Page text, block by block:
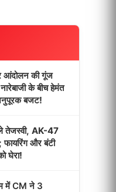
की गूंज
के बीच हेमंत
बजट!
तेजस्वी, AK-47
फायरिंग और बंटी
घेरा!
में CM ने 3